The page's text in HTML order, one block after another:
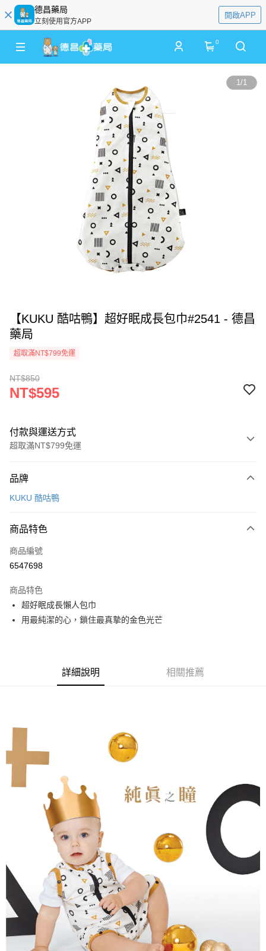
德昌藥局
立刻使用官方APP
開啟APP
0
1/1
【KUKU 酷咕鴨】超好眠成長包巾#2541 - 德昌
藥局
超取滿NT$799免運
NT$850
NT$595
付款與運送方式
超取滿NT$799免運
信用卡一次付款
LINE Pay
Apple Pay
悠遊付
Google Pay
２．便利：只要手機號碼，簡訊認證，即可結帳。
３．安心：先確認商品／服務後，再付款。
【「AFTEE先享後付」結帳流程】
１．於結帳方式選擇「AFTEE先享後付」後，將跳轉至「AFTEE先享後付」
結帳頁面，進行簡訊認證並確認金額後，即可完成結帳。
２．訂單成立數日內，您將收到繳費通知簡訊。
３．收到繳費通知簡訊後14天內，點擊此簡訊中的連結，可透過四大超商／
ATM／網路銀行／等多元方式進行付款，方視為交易完成。
※ 請注意：結帳手續完成當下不需立刻繳費，但若您需要取消訂單，請聯絡
購買商品的店家。未經商家同意取消之訂單仍視為有效，需透過AFTEE先享
後付繳納相關費用。
※ 交易是否成功請以「AFTEE先享後付 」之結帳頁面顯示為準，若有關於
是否繳費成功／繳費後需取消欲退款等相關疑問，請聯繫「AFTEE先享後付
客戶支援中心」https://netprotections.freshdesk.com/support/home
【注意事項】
１．透過由恩沛科技股份有限公司提供之「AFTEE先享後付」服務完成之交
易，需依本服務之必要範圍內提供個人資料，並將交易相關給付款項請求債
權轉讓予恩沛科技股份有限公司。
２．關於個人資料處理事宜，請瀏覽以下網址：
每筆NT$60，滿NT$799(含以上)免運費
7-11取貨付款
每筆NT$60，滿NT$799(含以上)免運費
每筆NT$150
滿額免運宅配
每筆NT$100，滿NT$799(含以上)免運費
付款後門市自取
每筆NT$50，滿NT$299(含以上)免運費
品牌
KUKU 酷咕鴨
商品特色
商品編號
6547698
商品特色
超好眠成長懶人包巾
用最純潔的心，鎖住最真摯的金色光芒
詳細說明 相關推薦